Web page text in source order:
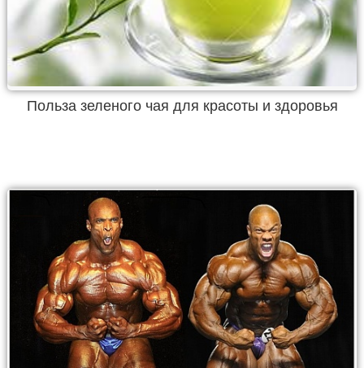
Польза зеленого чая для красоты и здоровья